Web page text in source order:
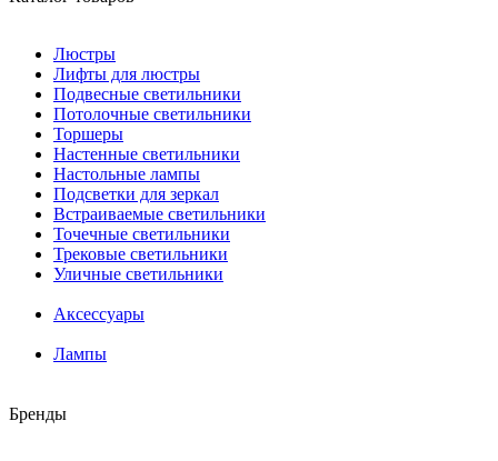
Люстры
Лифты для люстры
Подвесные светильники
Потолочные светильники
Торшеры
Настенные светильники
Настольные лампы
Подсветки для зеркал
Встраиваемые светильники
Точечные светильники
Трековые светильники
Уличные светильники
Аксессуары
Лампы
Бренды